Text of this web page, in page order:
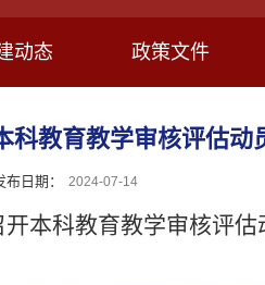
动态 政策文件
科教育教学审核评估动
布日期： 2024-07-14
本科教育教学审核评